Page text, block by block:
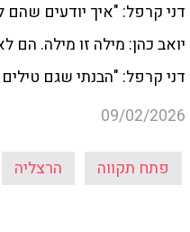
דני קרפל: "איך יודעים שהם
יואב כהן: מילה זו מילה. הם
דני קרפל: "הבנתי שגם
09/02/2026
פתח תקווה הרצליה